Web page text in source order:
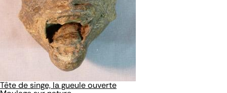
Tête de singe, la gueule ouverte